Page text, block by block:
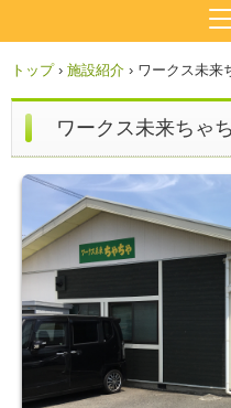
トップ › 施設紹介 › ワークス未来
ワークス未来ちゃ